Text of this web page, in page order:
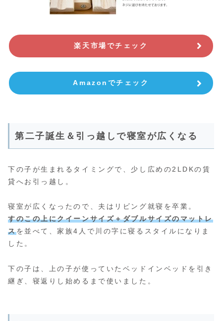
楽天市場でチェック
Amazonでチェック
第二子誕生＆引っ越しで寝室が広くなる
下の子が生まれるタイミングで、少し広めの2LDKの賃
貸へお引っ越し。
寝室が広くなったので、夫はリビング就寝を卒業。
すのこの上にクイーンサイズ＋ダブルサイズのマットレ
スを並べて、家族4人で川の字に寝るスタイルになりま
した。
下の子は、上の子が使っていたベッドインベッドを引き
継ぎ、寝返りし始めるまで使いました。